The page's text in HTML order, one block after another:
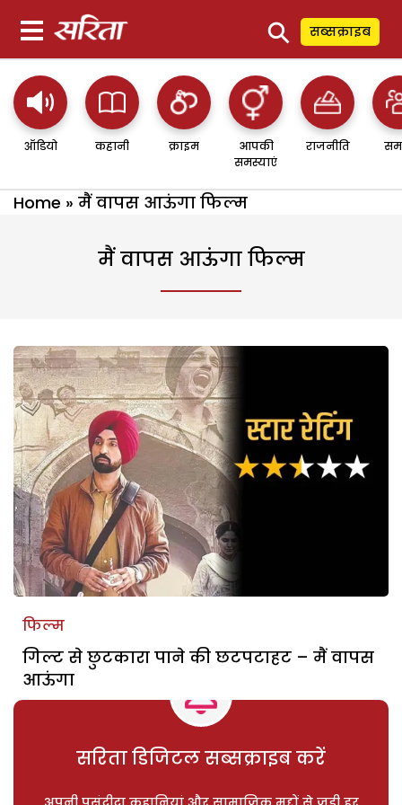
⚲ सब्सक्राइब
ऑडियो कहानी क्राइम
आपकी
समस्याएं
राजनीति
Home » मैं वापस आऊंगा फिल्म
मैं वापस आऊंगा फिल्म
फिल्म
गिल्ट से छुटकारा पाने की छटपटाहट – मैं वापस
आऊंगा
सरिता डिजिटल सब्सक्राइब करें